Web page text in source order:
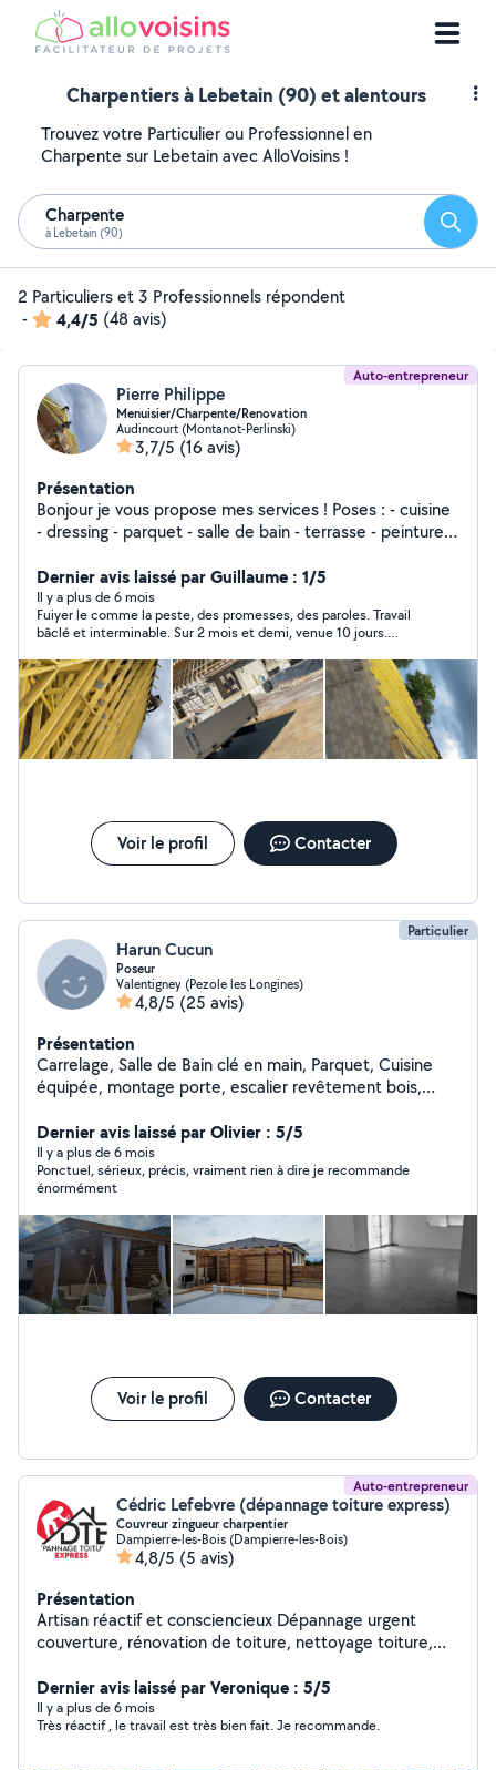
Charpentiers à Lebetain (90) et alentours
Trouvez votre Particulier ou Professionnel en
Charpente sur Lebetain avec AlloVoisins !
Charpente
à Lebetain (90)
2 Particuliers et 3 Professionnels répondent
-
4,4/5 (48 avis)
Auto-entrepreneur
Pierre Philippe
Menuisier/Charpente/Renovation
Audincourt (Montanot-Perlinski)
3,7/5 (16 avis)
Présentation
Bonjour je vous propose mes services ! Poses : - cuisine
- dressing - parquet - salle de bain - terrasse - peinture -
type d'entretien d'espace vert Pour toute demande de
projet contactez-moi Je me déplace tout secteur Pierre
Philippe
Dernier avis laissé par Guillaume : 1/5
Il y a plus de 6 mois
Fuiyer le comme la peste, des promesses, des paroles. Travail
bâclé et interminable. Sur 2 mois et demi, venue 10 jours.
perception dans l'espace. Impossible de peintre, j'ai du poser de
la fibre pour cacher les défauts Pour des informations, 06 70 77
72 67
Voir le profil Contacter
Particulier
Harun Cucun
Poseur
Valentigney (Pezole les Longines)
4,8/5 (25 avis)
Présentation
Carrelage, Salle de Bain clé en main, Parquet, Cuisine
équipée, montage porte, escalier revêtement bois,
mesures, ....
Dernier avis laissé par Olivier : 5/5
Il y a plus de 6 mois
Ponctuel, sérieux, précis, vraiment rien à dire je recommande
énormément
Voir le profil Contacter
Auto-entrepreneur
Cédric Lefebvre (dépannage toiture express)
Couvreur zingueur charpentier
Dampierre-les-Bois (Dampierre-les-Bois)
4,8/5 (5 avis)
Présentation
Artisan réactif et consciencieux Dépannage urgent
couverture, rénovation de toiture, nettoyage toiture,
d'interieur, aménagement de combles placo, isolation,
parquet, carrelage. Et encore pleins d'autres choses.
N'hésitez pas à me solliciter.
Dernier avis laissé par Veronique : 5/5
Il y a plus de 6 mois
Très réactif , le travail est très bien fait. Je recommande.